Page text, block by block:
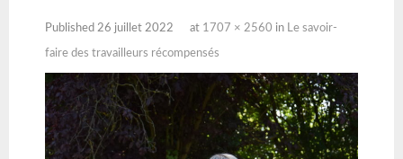
Published 26 juillet 2022 at 1707 × 2560 in Le savoir-
faire des travailleurs récompensés